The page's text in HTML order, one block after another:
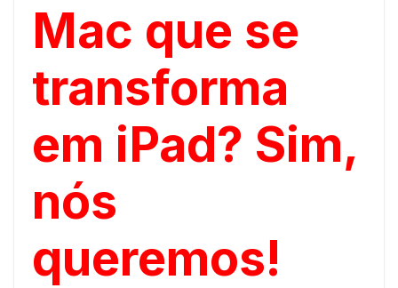
Mac que se
transforma
em iPad? Sim,
nós
queremos!